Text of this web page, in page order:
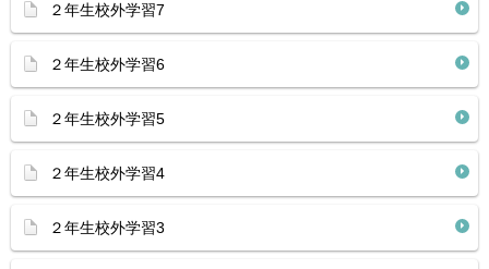
２年生校外学習7
２年生校外学習6
２年生校外学習5
２年生校外学習4
２年生校外学習3